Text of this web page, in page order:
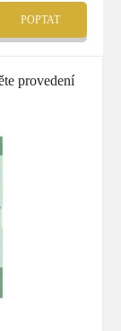
POPTAT
provedení